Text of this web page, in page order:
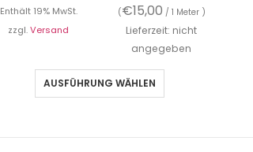
Enthält 19% MwSt. (€15,00 / 1 Meter )
zzgl.Versand
Lieferzeit: nicht
angegeben
AUSFÜHRUNG WÄHLEN